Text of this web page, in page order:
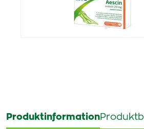
Produktinformation